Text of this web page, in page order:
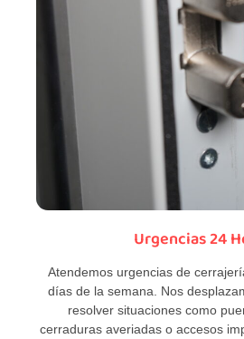
Urgencias 24
Atendemos urgencias de
días de la semana. Nos
resolver situaciones como
cerraduras averiadas o accesos